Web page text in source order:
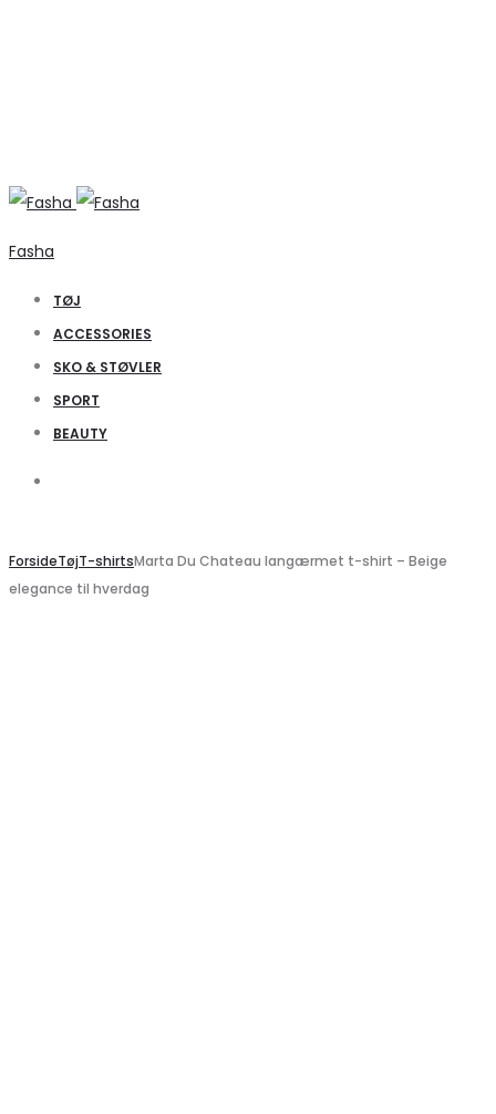
Fasha
TØJ
ACCESSORIES
SKO & STØVLER
SPORT
BEAUTY
ForsideTøjT-shirtsMarta Du Chateau langærmet t-shirt – Beige
elegance til hverdag